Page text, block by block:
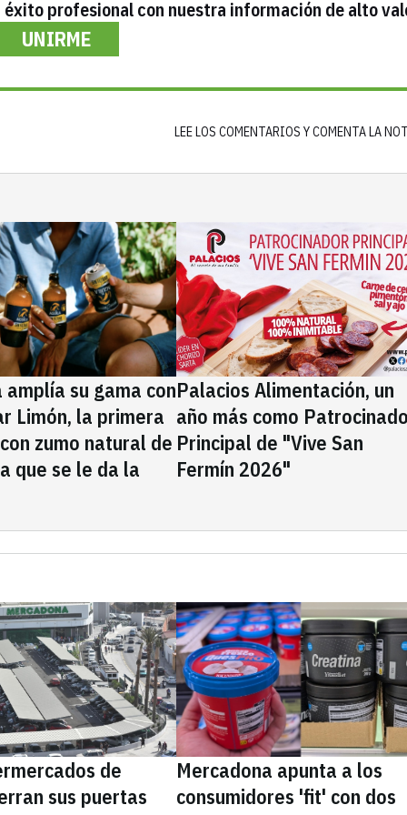
profesional con nuestra información de alto
UNIRME
LEE LOS COMENTARIOS Y COMENTA LA
amplía su gama con
Limón, la primera
zumo natural de
que se le da la
Palacios Alimentación, un
año más como
Principal de "Vive San
Fermín 2026"
de
sus puertas
Mercadona apunta a los
consumidores 'fit' con dos